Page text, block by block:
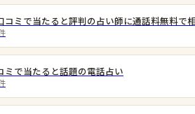
コミで当たると評判の占い師に通話料無料で
ミで当たると話題の電話占い